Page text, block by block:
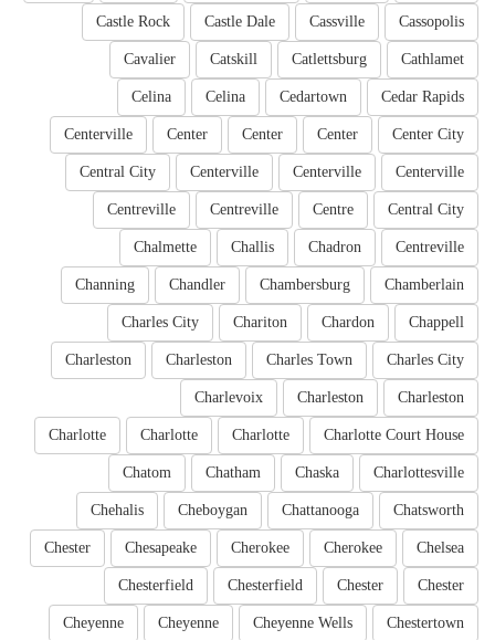
Cassopolis
Cassville
Castle Dale
Castle Rock
Cathlamet
Catlettsburg
Catskill
Cavalier
Cedar Rapids
Cedartown
Celina
Celina
Center City
Center
Center
Center
Centerville
Centerville
Centerville
Centerville
Central City
Central City
Centre
Centreville
Centreville
Centreville
Chadron
Challis
Chalmette
Chamberlain
Chambersburg
Chandler
Channing
Chappell
Chardon
Chariton
Charles City
Charles City
Charles Town
Charleston
Charleston
Charleston
Charleston
Charlevoix
Charlotte Court House
Charlotte
Charlotte
Charlotte
Charlottesville
Chaska
Chatham
Chatom
Chatsworth
Chattanooga
Cheboygan
Chehalis
Chelsea
Cherokee
Cherokee
Chesapeake
Chester
Chester
Chester
Chesterfield
Chesterfield
Chestertown
Cheyenne Wells
Cheyenne
Cheyenne